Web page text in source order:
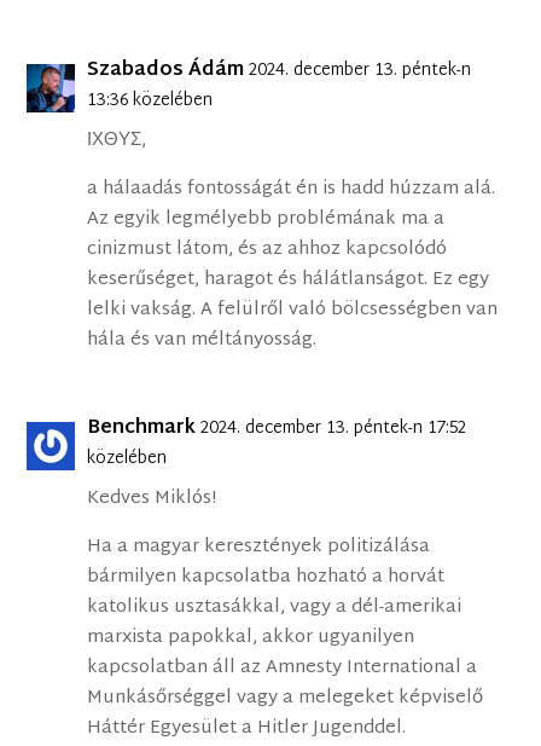
Szabados Ádám2024. december 13. péntek-n
13:36 közelében
ΙΧΘΥΣ,
a hálaadás fontosságát én is hadd húzzam alá.
Az egyik legmélyebb problémának ma a
cinizmust látom, és az ahhoz kapcsolódó
keserűséget, haragot és hálátlanságot. Ez egy
lelki vakság. A felülről való bölcsességben van
hála és van méltányosság.
Benchmark2024. december 13. péntek-n 17:52
közelében
Kedves Miklós!
Ha a magyar keresztények politizálása
bármilyen kapcsolatba hozható a horvát
katolikus usztasákkal, vagy a dél-amerikai
marxista papokkal, akkor ugyanilyen
kapcsolatban áll az Amnesty International a
Munkásőrséggel vagy a melegeket képviselő
Háttér Egyesület a Hitler Jugenddel.